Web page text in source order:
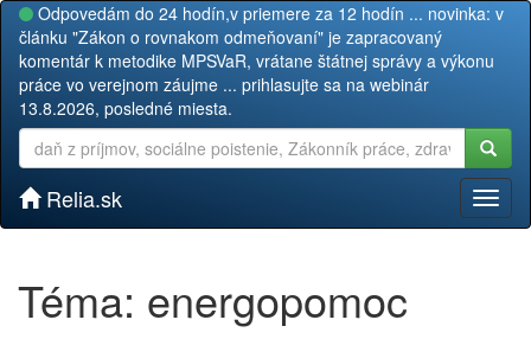
Odpovedám do 24 hodín,v priemere za 12 hodín ... novinka: v
článku "Zákon o rovnakom odmeňovaní" je zapracovaný
komentár k metodike MPSVaR, vrátane štátnej správy a výkonu
práce vo verejnom záujme ... prihlasujte sa na webinár
13.8.2026, posledné miesta.
Relia.sk
Téma: energopomoc